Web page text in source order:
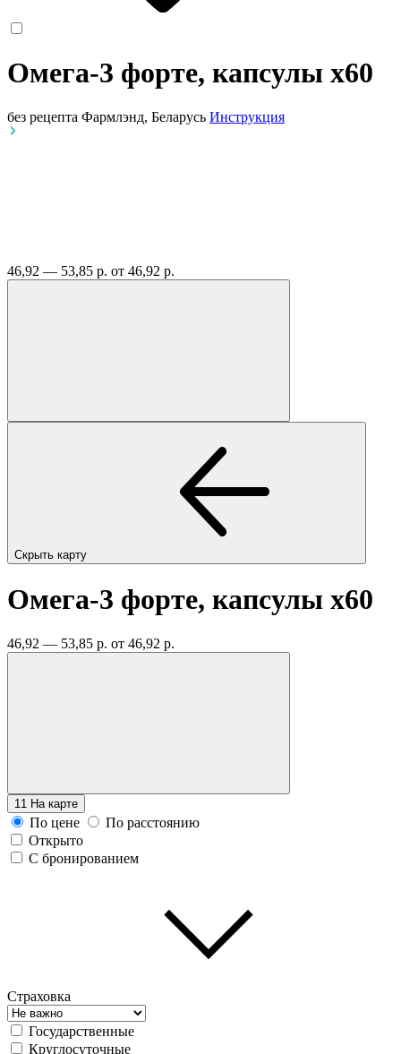
Омега-3 форте, капсулы x60
без рецепта Фармлэнд, Беларусь Инструкция
46,92 — 53,85 р. от 46,92 р.
Скрыть карту
Омега-3 форте, капсулы x60
46,92 — 53,85 р. от 46,92 р.
11 На карте
По цене
По расстоянию
Открыто
С бронированием
Страховка
Государственные
Круглосуточные